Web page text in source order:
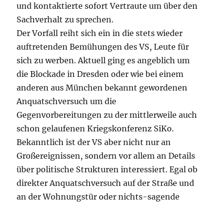
und kontaktierte sofort Vertraute um über den
Sachverhalt zu sprechen.
Der Vorfall reiht sich ein in die stets wieder
auftretenden Bemühungen des VS, Leute für
sich zu werben. Aktuell ging es angeblich um
die Blockade in Dresden oder wie bei einem
anderen aus München bekannt gewordenen
Anquatschversuch um die
Gegenvorbereitungen zu der mittlerweile auch
schon gelaufenen Kriegskonferenz SiKo.
Bekanntlich ist der VS aber nicht nur an
Großereignissen, sondern vor allem an Details
über politische Strukturen interessiert. Egal ob
direkter Anquatschversuch auf der Straße und
an der Wohnungstür oder nichts-sagende